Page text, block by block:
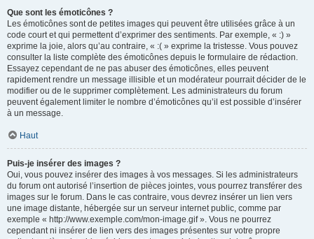
Que sont les émoticônes ?
Les émoticônes sont de petites images qui peuvent être utilisées grâce à un
code court et qui permettent d’exprimer des sentiments. Par exemple, « :) »
exprime la joie, alors qu’au contraire, « :( » exprime la tristesse. Vous pouvez
consulter la liste complète des émoticônes depuis le formulaire de rédaction.
Essayez cependant de ne pas abuser des émoticônes, elles peuvent
rapidement rendre un message illisible et un modérateur pourrait décider de le
modifier ou de le supprimer complètement. Les administrateurs du forum
peuvent également limiter le nombre d’émoticônes qu’il est possible d’insérer
à un message.
Haut
Puis-je insérer des images ?
Oui, vous pouvez insérer des images à vos messages. Si les administrateurs
du forum ont autorisé l’insertion de pièces jointes, vous pourrez transférer des
images sur le forum. Dans le cas contraire, vous devrez insérer un lien vers
une image distante, hébergée sur un serveur internet public, comme par
exemple « http://www.exemple.com/mon-image.gif ». Vous ne pourrez
cependant ni insérer de lien vers des images présentes sur votre propre